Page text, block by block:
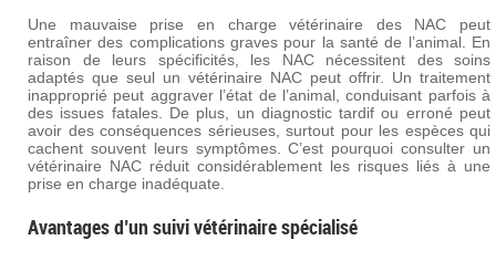
Une mauvaise prise en charge vétérinaire des NAC peut
entraîner des complications graves pour la santé de l’animal. En
raison de leurs spécificités, les NAC nécessitent des soins
adaptés que seul un vétérinaire NAC peut offrir. Un traitement
inapproprié peut aggraver l’état de l’animal, conduisant parfois à
des issues fatales. De plus, un diagnostic tardif ou erroné peut
avoir des conséquences sérieuses, surtout pour les espèces qui
cachent souvent leurs symptômes. C’est pourquoi consulter un
vétérinaire NAC réduit considérablement les risques liés à une
prise en charge inadéquate.
Avantages d’un suivi vétérinaire spécialisé